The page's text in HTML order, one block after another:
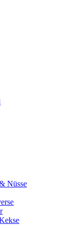
Nüsse